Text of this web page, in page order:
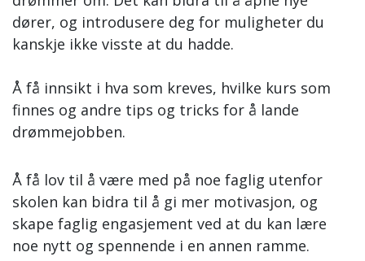
dører, og introdusere deg for muligheter du
kanskje ikke visste at du hadde.
Å få innsikt i hva som kreves, hvilke kurs som
finnes og andre tips og tricks for å lande
drømmejobben.
Å få lov til å være med på noe faglig utenfor
skolen kan bidra til å gi mer motivasjon, og
skape faglig engasjement ved at du kan lære
noe nytt og spennende i en annen ramme.